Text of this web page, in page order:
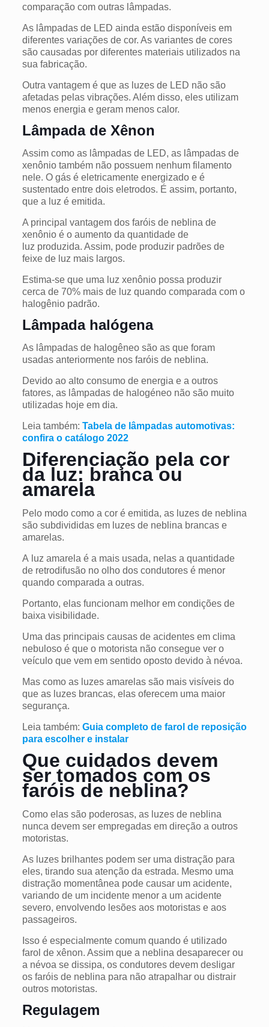
comparação com outras lâmpadas.
As lâmpadas de LED ainda estão disponíveis em
diferentes variações de cor. As variantes de cores
são causadas por diferentes materiais utilizados na
sua fabricação.
Outra vantagem é que as luzes de LED não são
afetadas pelas vibrações. Além disso, eles utilizam
menos energia e geram menos calor.
Lâmpada de Xênon
Assim como as lâmpadas de LED, as lâmpadas de
xenônio também não possuem nenhum filamento
nele. O gás é eletricamente energizado e é
sustentado entre dois eletrodos. É assim, portanto,
que a luz é emitida.
A principal vantagem dos faróis de neblina de
xenônio é o aumento da quantidade de
luz produzida. Assim, pode produzir padrões de
feixe de luz mais largos.
Estima-se que uma luz xenônio possa produzir
cerca de 70% mais de luz quando comparada com o
halogênio padrão.
Lâmpada halógena
As lâmpadas de halogêneo são as que foram
usadas anteriormente nos faróis de neblina.
Devido ao alto consumo de energia e a outros
fatores, as lâmpadas de halogéneo não são muito
utilizadas hoje em dia.
Leia também: Tabela de lâmpadas automotivas:
confira o catálogo 2022
Diferenciação pela cor
da luz: branca ou
amarela
Pelo modo como a cor é emitida, as luzes de neblina
são subdivididas em luzes de neblina brancas e
amarelas.
A luz amarela é a mais usada, nelas a quantidade
de retrodifusão no olho dos condutores é menor
quando comparada a outras.
Portanto, elas funcionam melhor em condições de
baixa visibilidade.
Uma das principais causas de acidentes em clima
nebuloso é que o motorista não consegue ver o
veículo que vem em sentido oposto devido à névoa.
Mas como as luzes amarelas são mais visíveis do
que as luzes brancas, elas oferecem uma maior
segurança.
Leia também: Guia completo de farol de reposição
para escolher e instalar
Que cuidados devem
ser tomados com os
faróis de neblina?
Como elas são poderosas, as luzes de neblina
nunca devem ser empregadas em direção a outros
motoristas.
As luzes brilhantes podem ser uma distração para
eles, tirando sua atenção da estrada. Mesmo uma
distração momentânea pode causar um acidente,
variando de um incidente menor a um acidente
severo, envolvendo lesões aos motoristas e aos
passageiros.
Isso é especialmente comum quando é utilizado
farol de xênon. Assim que a neblina desaparecer ou
a névoa se dissipa, os condutores devem desligar
os faróis de neblina para não atrapalhar ou distrair
outros motoristas.
Regulagem